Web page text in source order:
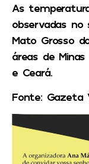
As
observadas no
Mato Grosso
áreas de Minas
e Ceará.
Fonte: Gazeta